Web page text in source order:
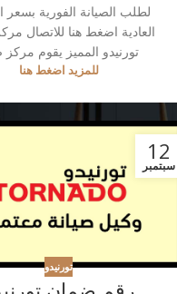
لطلب الصيانة الفورية بسعر
العادية اضغط هنا للاتصال
تورنيدو المميز يقوم
للمزيد اضغط هنا
12
سبتمبر
تورنيدو